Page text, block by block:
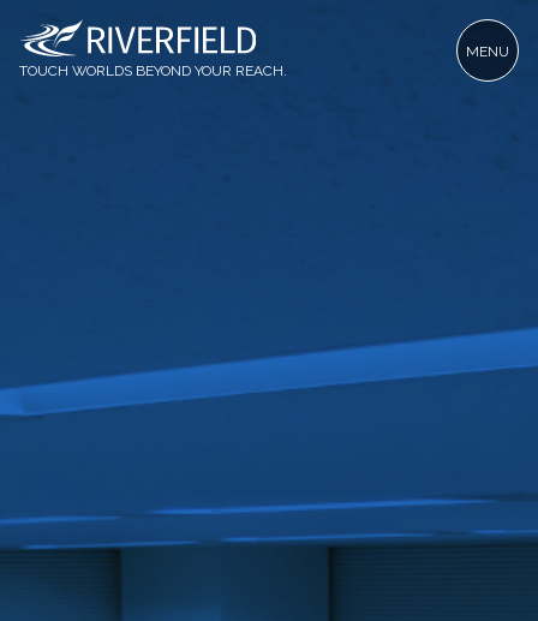
TOUCH WORLDS BEYOND YOUR REACH.
MENU